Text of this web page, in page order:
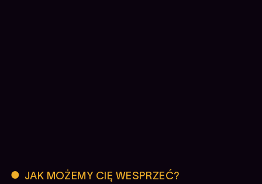
JAK MOŻEMY CIĘ WESPRZEĆ?